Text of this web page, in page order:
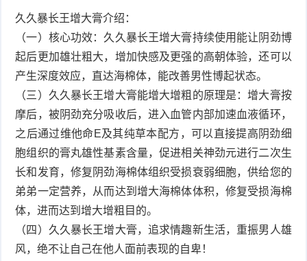
久久暴长王增大膏介绍：
（一）核心功效：久久暴长王增大膏持续使用能让阴劲博
起后更加雄壮粗大，增加快感及更强的高朝体验，还可以
产生深度效应，直达海棉体，能改善男性博起状态。
（三）久久暴长王增大膏能增大增粗的原理是：增大膏按
摩后，被阴劲充分吸收后，进入血管内部加速血液循环，
之后通过维他命E及其纯草本配方，可以直接提高阴劲细
胞组织的膏丸雄性基素含量，促进相关神劲元进行二次生
长和发育，修复阴劲海棉体组织受损衰弱细胞，供给您的
弟弟一定营养，从而达到增大海棉体体积，修复受损海棉
体，进而达到增大增粗目的。
（四）久久暴长王增大膏，追求情趣新生活，重振男人雄
风，绝不让自己在他人面前表现的自卑！